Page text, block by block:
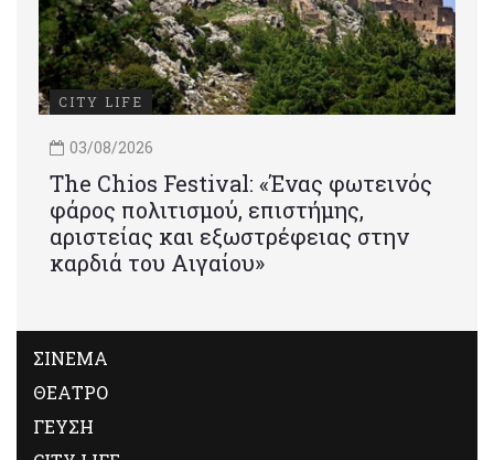
CITY LIFE
03/08/2026
Τhe Chios Festival: «Ένας φωτεινός
φάρος πολιτισμού, επιστήμης,
αριστείας και εξωστρέφειας στην
καρδιά του Αιγαίου»
ΣΙΝΕΜΑ
ΘΕΑΤΡΟ
ΓΕΥΣΗ